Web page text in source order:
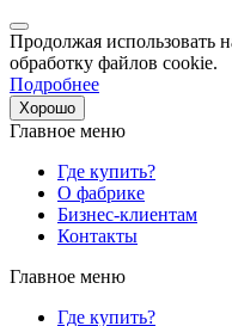
Продолжая использовать
обработку файлов cookie.
Подробнее
Хорошо
Главное меню
Где купить?
О фабрике
Бизнес-клиентам
Контакты
Главное меню
Где купить?